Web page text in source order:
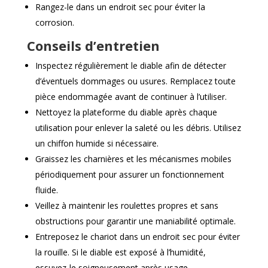
Rangez-le dans un endroit sec pour éviter la
corrosion.
Conseils d’entretien
Inspectez régulièrement le diable afin de détecter
d’éventuels dommages ou usures. Remplacez toute
pièce endommagée avant de continuer à l’utiliser.
Nettoyez la plateforme du diable après chaque
utilisation pour enlever la saleté ou les débris. Utilisez
un chiffon humide si nécessaire.
Graissez les charnières et les mécanismes mobiles
périodiquement pour assurer un fonctionnement
fluide.
Veillez à maintenir les roulettes propres et sans
obstructions pour garantir une maniabilité optimale.
Entreposez le chariot dans un endroit sec pour éviter
la rouille. Si le diable est exposé à l’humidité,